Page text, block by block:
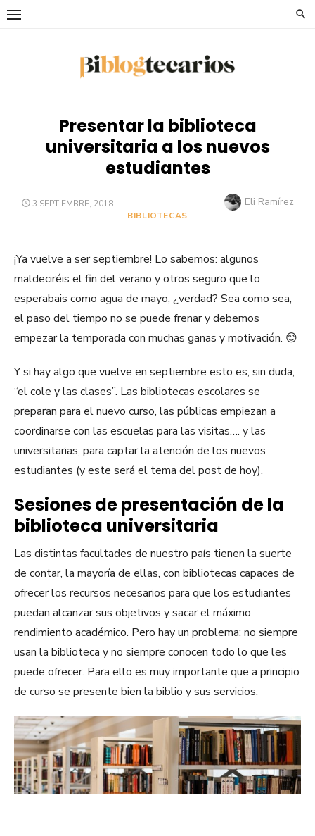
Saltar
Presentar la biblioteca
universitaria a los nuevos
estudiantes
PUBLICADO
3 SEPTIEMBRE, 2018 Autor
Eli Ramírez
BIBLIOTECAS
¡Ya vuelve a ser septiembre! Lo sabemos: algunos
maldeciréis el fin del verano y otros seguro que lo
esperabais como agua de mayo, ¿verdad? Sea como sea,
el paso del tiempo no se puede frenar y debemos
empezar la temporada con muchas ganas y motivación. 😊
Y si hay algo que vuelve en septiembre esto es, sin duda,
“el cole y las clases”. Las bibliotecas escolares se
preparan para el nuevo curso, las públicas empiezan a
coordinarse con las escuelas para las visitas…. y las
universitarias, para captar la atención de los nuevos
estudiantes (y este será el tema del post de hoy).
Sesiones de presentación de la
biblioteca universitaria
Las distintas facultades de nuestro país tienen la suerte
de contar, la mayoría de ellas, con bibliotecas capaces de
ofrecer los recursos necesarios para que los estudiantes
puedan alcanzar sus objetivos y sacar el máximo
rendimiento académico. Pero hay un problema: no siempre
usan la biblioteca y no siempre conocen todo lo que les
puede ofrecer. Para ello es muy importante que a principio
de curso se presente bien la biblio y sus servicios.